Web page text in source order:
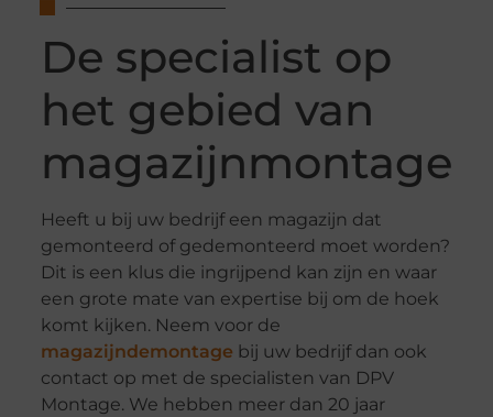
De specialist op
het gebied van
magazijnmontage
Heeft u bij uw bedrijf een magazijn dat
gemonteerd of gedemonteerd moet worden?
Dit is een klus die ingrijpend kan zijn en waar
een grote mate van expertise bij om de hoek
komt kijken. Neem voor de
magazijndemontage bij uw bedrijf dan ook
contact op met de specialisten van DPV
Montage. We hebben meer dan 20 jaar